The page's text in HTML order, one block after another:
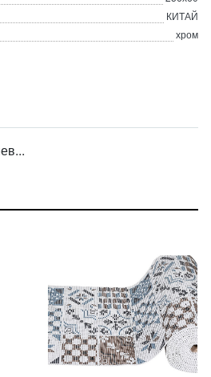
КИТАЙ
хром